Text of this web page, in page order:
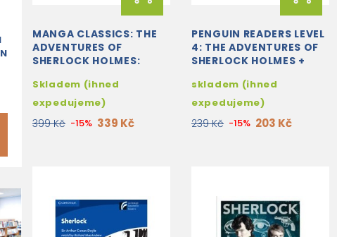
MANGA CLASSICS: THE
ADVENTURES OF
SHERLOCK HOLMES:
BROUGHT TO LIFE
Skladem (ihned
expedujeme)
399 Kč -15% 339 Kč
PENGUIN READERS LEVEL
4: THE ADVENTURES OF
SHERLOCK HOLMES +
VERSION
skladem (ihned
expedujeme)
239 Kč -15% 203 Kč